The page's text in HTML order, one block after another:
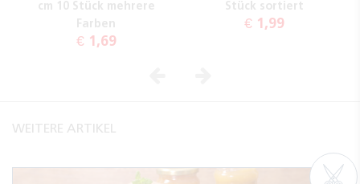
cm 10 Stück mehrere
Farben
€ 1,69
Stück sortiert
€ 1,99
WEITERE ARTIKEL